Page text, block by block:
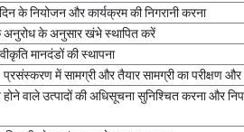
के नियोजन और कार्यक्रम की निगरानी करना
अनुरोध के अनुसार खंभे स्थापित करें
मानदंडों की स्थापना
में सामग्री और तैयार सामग्री का परीक्षण और
वाले उत्पादों की अधिसूचना सुनिश्चित करना और